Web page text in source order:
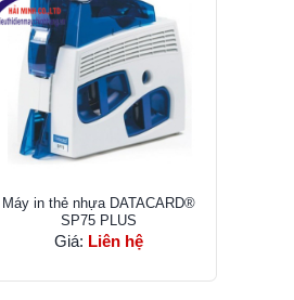
Máy in thẻ nhựa DATACARD®
SP75 PLUS
Giá: Liên hệ